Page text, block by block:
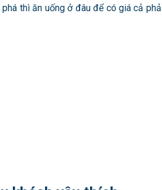
thì ăn uống ở đâu để có giá cả